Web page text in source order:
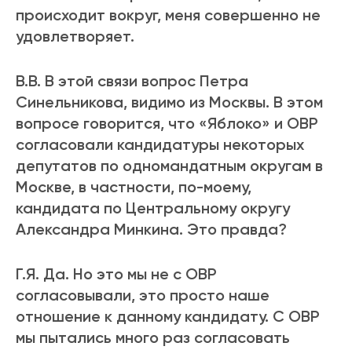
происходит вокруг, меня совершенно не
удовлетворяет.
В.В. В этой связи вопрос Петра
Синельникова, видимо из Москвы. В этом
вопросе говорится, что «Яблоко» и ОВР
согласовали кандидатуры некоторых
депутатов по одномандатным округам в
Москве, в частности, по-моему,
кандидата по Центральному округу
Александра Минкина. Это правда?
Г.Я. Да. Но это мы не с ОВР
согласовывали, это просто наше
отношение к данному кандидату. С ОВР
мы пытались много раз согласовать